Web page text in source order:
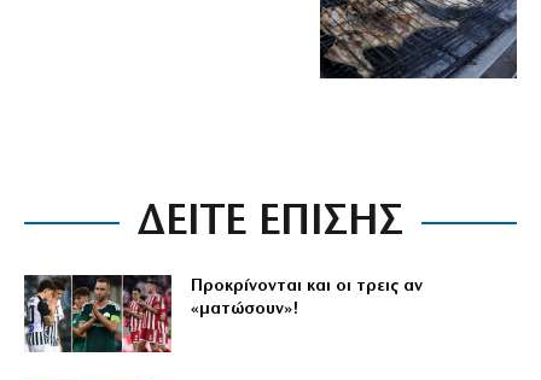
ΔΕΙΤΕ ΕΠΙΣΗΣ
Προκρίνονται και οι τρεις αν
«ματώσουν»!